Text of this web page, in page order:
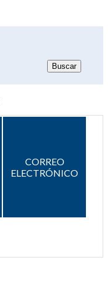
CORREO
ELECTRÓNICO